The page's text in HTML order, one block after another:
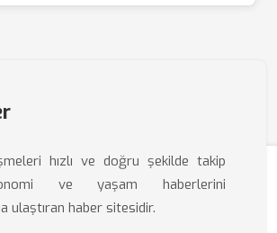
hızlı ve doğru şekilde takip
ve yaşam haberlerini
ulaştıran haber sitesidir.